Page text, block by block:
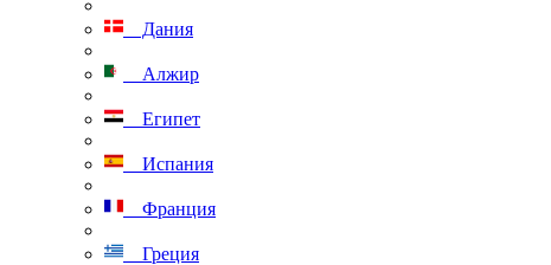
Дания
Алжир
Египет
Испания
Франция
Греция